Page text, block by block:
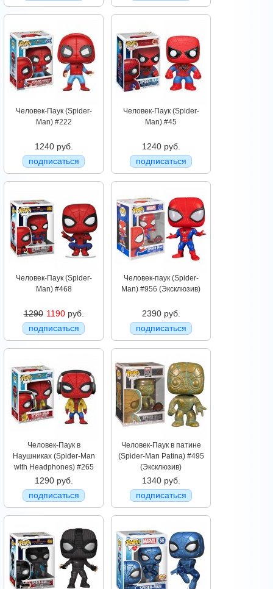
Человек-Паук (Spider-
Man) #222
1240 руб.
подписаться
Человек-Паук (Spider-
Man) #45
1240 руб.
подписаться
Человек-Паук (Spider-
Man) #468
1290 1190руб.
подписаться
Человек-паук (Spider-
Man) #956 (Эксклюзив)
2390 руб.
подписаться
Человек-Паук в
Наушниках (Spider-Man
with Headphones) #265
1290 руб.
подписаться
Человек-Паук в патине
(Spider-Man Patina) #495
(Эксклюзив)
1340 руб.
подписаться